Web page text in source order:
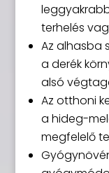
terhelés
Az alhasba
a derék
alsó
Az otthoni
a hideg-
megfelelő